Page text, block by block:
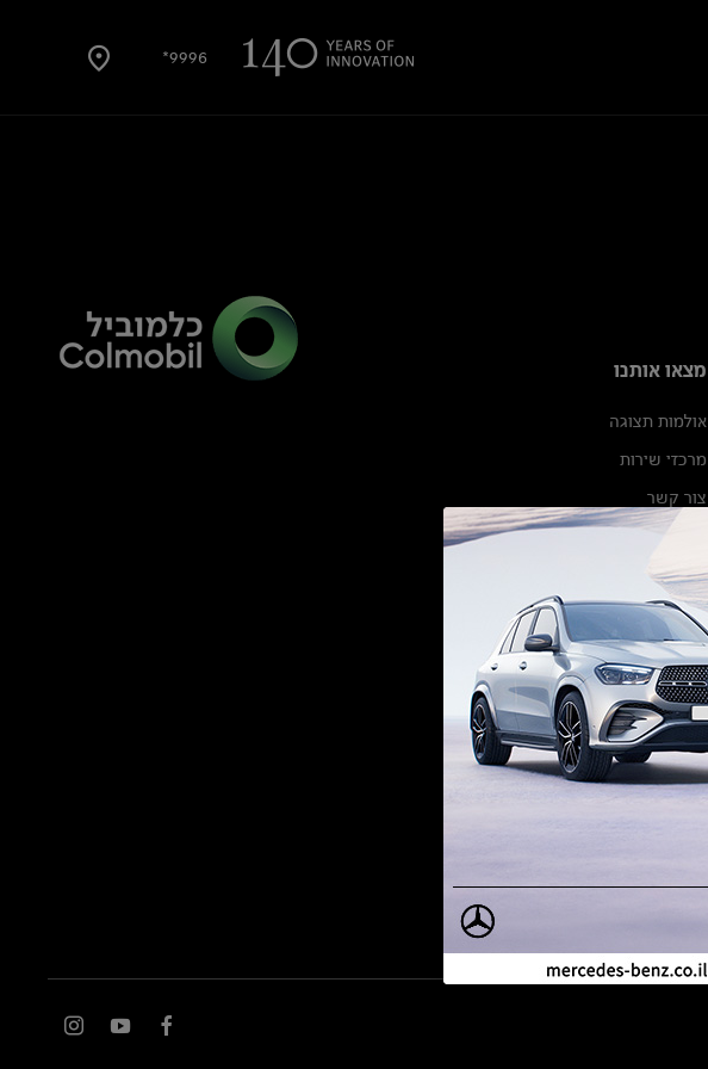
9996*
מצאו אותנו
אולמות תצוגה
מרכזי שירות
צור קשר